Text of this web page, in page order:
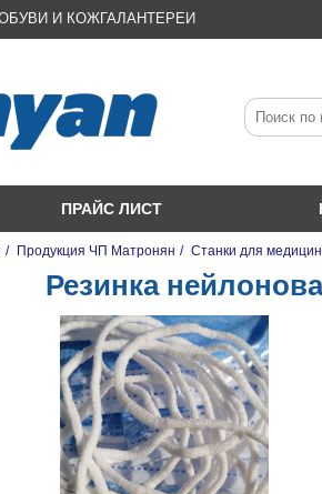
И КОЖГАЛАНТЕРЕИ
ПРАЙС ЛИСТ
/ Продукция ЧП Матронян / Станки для
Резинка